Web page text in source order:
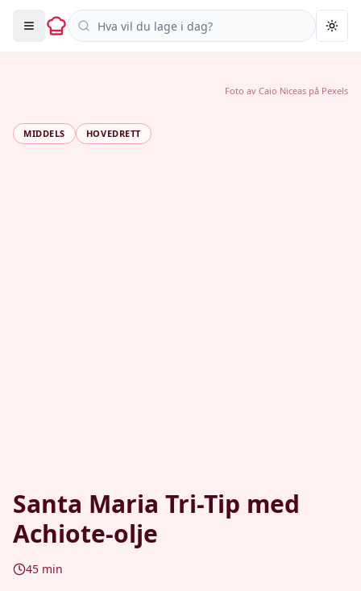
Søk i oppskrifter
MIDDELS HOVEDRETT
Santa Maria Tri-Tip med
Achiote-olje
45 min
Foto av Caio Niceas på Pexels